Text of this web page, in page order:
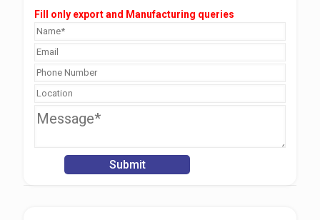
Fill only export and Manufacturing queries